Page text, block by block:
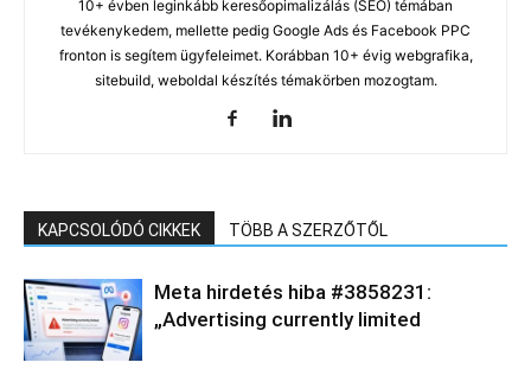
10+ évben leginkább keresőopimalizálás (SEO) témában
tevékenykedem, mellette pedig Google Ads és Facebook PPC
fronton is segítem ügyfeleimet. Korábban 10+ évig webgrafika,
sitebuild, weboldal készítés témakörben mozogtam.
KAPCSOLÓDÓ CIKKEK TÖBB A SZERZŐTŐL
Meta hirdetés hiba #3858231:
„Advertising currently limited